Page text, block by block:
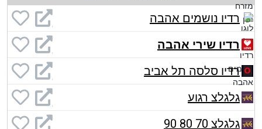
רדיו נושמים אהבה
רדיו שירי אהבה
רדיו סלסה תל אביב
גלגלצ רגוע
גלגלצ 70 80 90